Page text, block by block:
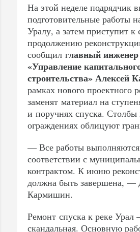
На этой неделе подрядчик
подготовительные работы
Уралу, а затем приступит к
продолжению
сообщил главный
«Управление
строительства» Алексей
рамках нового проектного
заменят материал на
и поручнях спуска. Столбы
ограждениях облицуют
— Все работы
соответствии с
контрактом. К июню
должна быть завершена, —
Кармишин.
Ремонт спуска к реке Урал
скандальная. Основную